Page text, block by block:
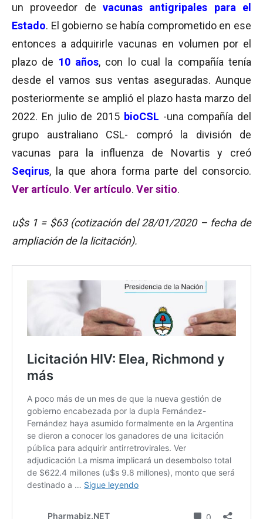
un proveedor de vacunas antigripales para el
Estado. El gobierno se había comprometido en ese
entonces a adquirirle vacunas en volumen por el
plazo de 10 años, con lo cual la compañía tenía
desde el vamos sus ventas aseguradas. Aunque
posteriormente se amplió el plazo hasta marzo del
2022. En julio de 2015 bioCSL -una compañía del
grupo australiano CSL- compró la división de
vacunas para la influenza de Novartis y creó
Seqirus, la que ahora forma parte del consorcio.
Ver artículo. Ver artículo. Ver sitio.
u$s 1 = $63 (cotización del 28/01/2020 – fecha de
ampliación de la licitación).